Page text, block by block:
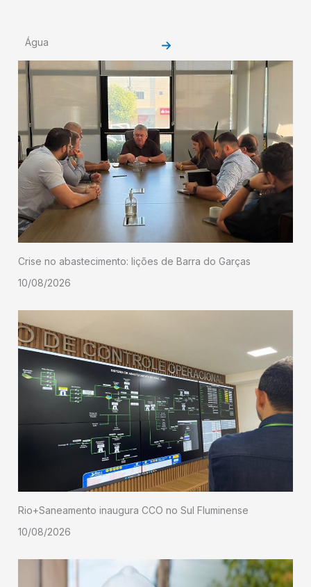
Água
Crise no abastecimento: lições de Barra do Garças
10/08/2026
Rio+Saneamento inaugura CCO no Sul Fluminense
10/08/2026